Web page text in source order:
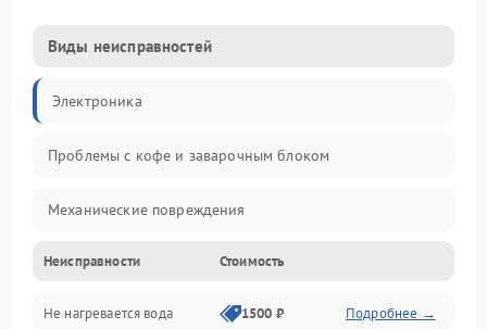
Виды неисправностей
Электроника
Проблемы с кофе и заварочным блоком
Механические повреждения
Прочие неисправности
Включение и работа
Неисправности Стоимость
Не нагревается вода 1500 ₽ Подробнее →